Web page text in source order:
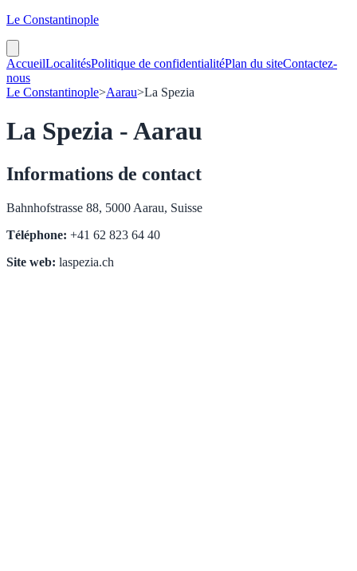
Le Constantinople
AccueilLocalitésPolitique de confidentialitéPlan du siteContactez-
nous
Le Constantinople>Aarau>La Spezia
La Spezia - Aarau
Informations de contact
Bahnhofstrasse 88, 5000 Aarau, Suisse
Téléphone: +41 62 823 64 40
Site web: laspezia.ch